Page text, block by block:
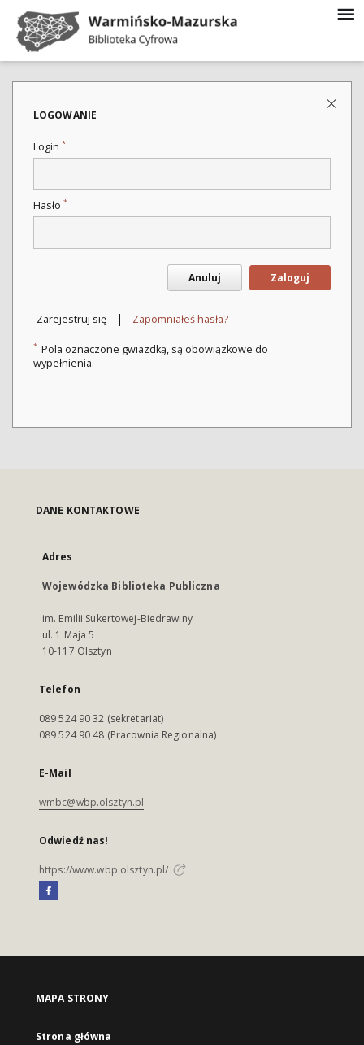
LOGOWANIE
Login *
Hasło *
Anuluj Zaloguj
Zarejestruj się | Zapomniałeś hasła?
* Pola oznaczone gwiazdką, są obowiązkowe do
wypełnienia.
DANE KONTAKTOWE
Adres
Wojewódzka Biblioteka Publiczna
im. Emilii Sukertowej-Biedrawiny
ul. 1 Maja 5
10-117 Olsztyn
Telefon
089 524 90 32 (sekretariat)
089 524 90 48 (Pracownia Regionalna)
E-Mail
wmbc@wbp.olsztyn.pl
Odwiedź nas!
https://www.wbp.olsztyn.pl/
MAPA STRONY
Strona główna